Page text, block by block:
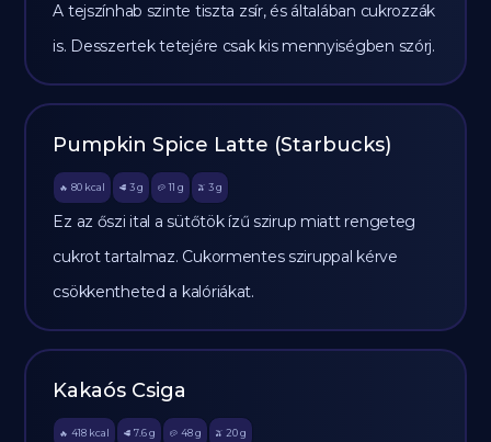
A tejszínhab szinte tiszta zsír, és általában cukrozzák
is. Desszertek tetejére csak kis mennyiségben szórj.
Pumpkin Spice Latte (Starbucks)
🔥 80 kcal 🥩 3 g 🥔 11 g 🫒 3 g
Ez az őszi ital a sütőtök ízű szirup miatt rengeteg
cukrot tartalmaz. Cukormentes sziruppal kérve
csökkentheted a kalóriákat.
Kakaós Csiga
🔥 418 kcal 🥩 7.6 g 🥔 48g 🫒 20 g